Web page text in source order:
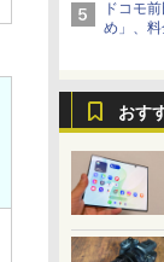
ドコモ
め」、
おす